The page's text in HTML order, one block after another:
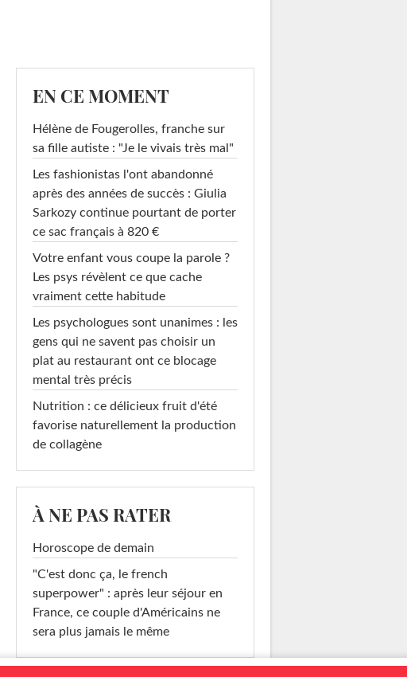
EN CE MOMENT
Hélène de Fougerolles, franche sur
sa fille autiste : "Je le vivais très mal"
Les fashionistas l'ont abandonné
après des années de succès : Giulia
Sarkozy continue pourtant de porter
ce sac français à 820 €
Votre enfant vous coupe la parole ?
Les psys révèlent ce que cache
vraiment cette habitude
Les psychologues sont unanimes : les
gens qui ne savent pas choisir un
plat au restaurant ont ce blocage
mental très précis
Nutrition : ce délicieux fruit d'été
favorise naturellement la production
de collagène
À NE PAS RATER
Horoscope de demain
"C'est donc ça, le french
superpower" : après leur séjour en
France, ce couple d'Américains ne
sera plus jamais le même